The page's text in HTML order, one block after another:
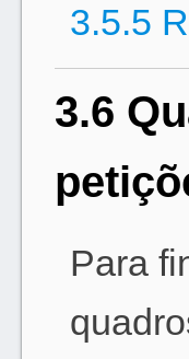
3.5.5
3.6
Para